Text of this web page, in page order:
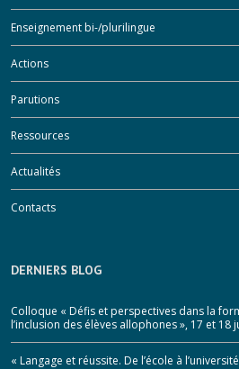
Enseignement bi-/plurilingue
Actions
Parutions
Ressources
Actualités
Contacts
DERNIERS BLOG
Colloque « Défis et perspectives dans la
l’inclusion des élèves allophones », 17 et 18
« Langage et réussite. De l’école à